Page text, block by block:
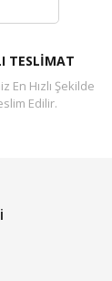
TESLİMAT
En Hızlı Şekilde
Edilir.